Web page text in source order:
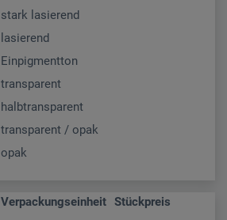
stark lasierend
lasierend
Einpigmentton
transparent
halbtransparent
transparent / opak
opak
Verpackungseinheit Stückpreis